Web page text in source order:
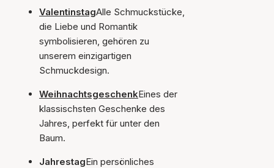
ValentinstagAlle Schmuckstücke,
die Liebe und Romantik
symbolisieren, gehören zu
unserem einzigartigen
Schmuckdesign.
WeihnachtsgeschenkEines der
klassischsten Geschenke des
Jahres, perfekt für unter den
Baum.
JahrestagEin persönliches